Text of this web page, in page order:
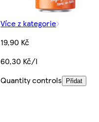
Více z kategorie
19,90 Kč
60,30 Kč/l
Quantity controls
Přidat